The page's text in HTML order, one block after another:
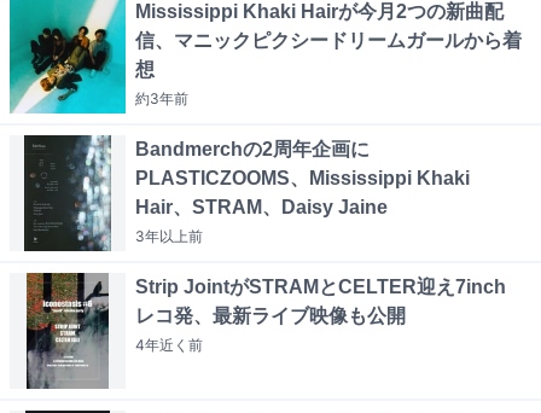
Mississippi Khaki Hairが今月2つの新曲配
信、マニックピクシードリームガールから着
想
約3年前
Bandmerchの2周年企画に
PLASTICZOOMS、Mississippi Khaki
Hair、STRAM、Daisy Jaine
3年以上前
Strip JointがSTRAMとCELTER迎え7inch
レコ発、最新ライブ映像も公開
4年近く 前